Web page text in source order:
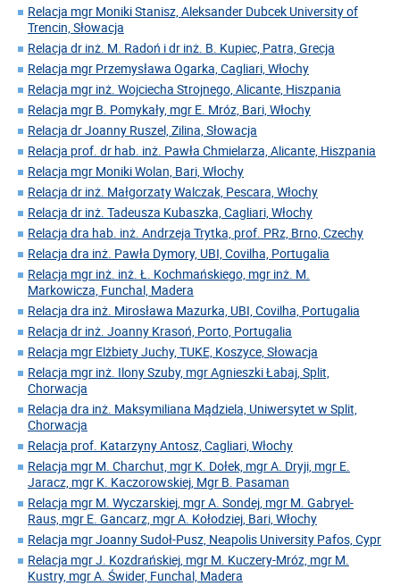
Relacja mgr Moniki Stanisz, Aleksander Dubcek University of
Trencin, Słowacja
Relacja dr inż. M. Radoń i dr inż. B. Kupiec, Patra, Grecja
Relacja mgr Przemysława Ogarka, Cagliari, Włochy
Relacja mgr inż. Wojciecha Strojnego, Alicante, Hiszpania
Relacja mgr B. Pomykały, mgr E. Mróz, Bari, Włochy
Relacja dr Joanny Ruszel, Zilina, Słowacja
Relacja prof. dr hab. inż. Pawła Chmielarza, Alicante, Hiszpania
Relacja mgr Moniki Wolan, Bari, Włochy
Relacja dr inż. Małgorzaty Walczak, Pescara, Włochy
Relacja dr inż. Tadeusza Kubaszka, Cagliari, Włochy
Relacja dra hab. inż. Andrzeja Trytka, prof. PRz, Brno, Czechy
Relacja dra inż. Pawła Dymory, UBI, Covilha, Portugalia
Relacja mgr inż. inż. Ł. Kochmańskiego, mgr inż. M.
Markowicza, Funchal, Madera
Relacja dra inż. Mirosława Mazurka, UBI, Covilha, Portugalia
Relacja dr inż. Joanny Krasoń, Porto, Portugalia
Relacja mgr Elżbiety Juchy, TUKE, Koszyce, Słowacja
Relacja mgr inż. Ilony Szuby, mgr Agnieszki Łabaj, Split,
Chorwacja
Relacja dra inż. Maksymiliana Mądziela, Uniwersytet w Split,
Chorwacja
Relacja prof. Katarzyny Antosz, Cagliari, Włochy
Relacja mgr M. Charchut, mgr K. Dołek, mgr A. Dryji, mgr E.
Jaracz, mgr K. Kaczorowskiej, Mgr B. Pasaman
Relacja mgr M. Wyczarskiej, mgr A. Sondej, mgr M. Gabryel-
Raus, mgr E. Gancarz, mgr A. Kołodziej, Bari, Włochy
Relacja mgr Joanny Sudoł-Pusz, Neapolis University Pafos, Cypr
Relacja mgr J. Kozdrańskiej, mgr M. Kuczery-Mróz, mgr M.
Kustry, mgr A. Świder, Funchal, Madera